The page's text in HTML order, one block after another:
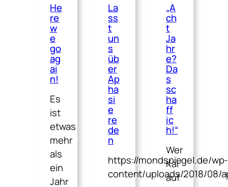
He
re
w
e
go
ag
ai
n!
Es
ist
etwas
mehr
als
ein
Jahr
La
ss
t
un
s
üb
er
Ap
ha
si
e
re
de
n
https://mondspiegel.de/wp-
content/uploads/2018/08/
„A
ch
t
Ja
hr
e?
Da
s
sc
ha
ff
ic
h!“
Wer
Kai
auf